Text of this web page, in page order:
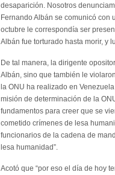
desaparición. Nosotros
Fernando Albán se comunicó con
octubre le correspondía ser
Albán fue torturado hasta morir, y
De tal manera, la dirigente
Albán, sino que también le
la ONU ha realizado en
misión de determinación de la
fundamentos para creer que se
cometido crímenes de lesa
funcionarios de la cadena de
lesa humanidad”.
Acotó que “por eso el día de hoy